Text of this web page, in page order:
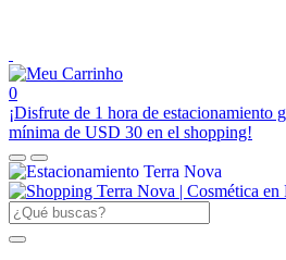
0
¡Disfrute de 1 hora de estacionamiento
mínima de USD 30 en el shopping!